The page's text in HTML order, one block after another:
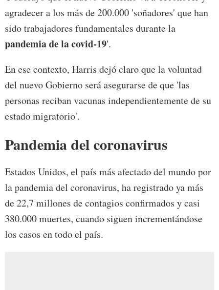
agradecer a los más de 200.000 'soñadores' que han
sido trabajadores fundamentales durante la
pandemia de la covid-19'.
En ese contexto, Harris dejó claro que la voluntad
del nuevo Gobierno será asegurarse de que 'las
personas reciban vacunas independientemente de su
estado migratorio'.
Pandemia del coronavirus
Estados Unidos, el país más afectado del mundo por
la pandemia del coronavirus, ha registrado ya más
de 22,7 millones de contagios confirmados y casi
380.000 muertes, cuando siguen incrementándose
los casos en todo el país.